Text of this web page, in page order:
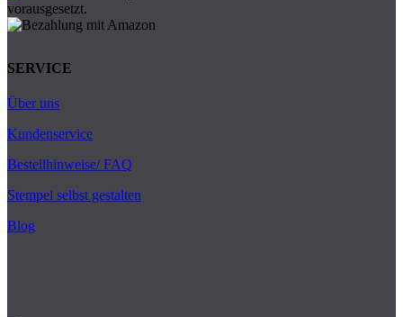
SERVICE
Über uns
Kundenservice
Bestellhinweise/ FAQ
Stempel selbst gestalten
Blog